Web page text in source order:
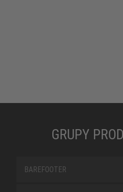
GRUPY
BAREFOOTER